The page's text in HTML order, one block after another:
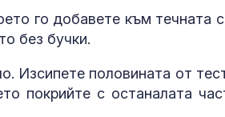
го добавете към течната
без бучки.
Изсипете половината от
покрийте с останалата
Меган